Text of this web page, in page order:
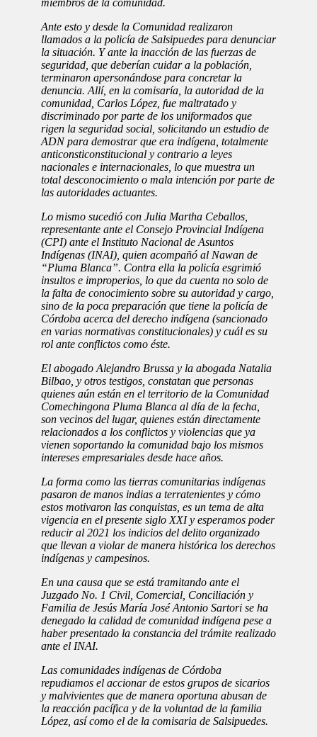
miembros de la comunidad.
Ante esto y desde la Comunidad realizaron
llamados a la policía de Salsipuedes para denunciar
la situación. Y ante la inacción de las fuerzas de
seguridad, que deberían cuidar a la población,
terminaron apersonándose para concretar la
denuncia. Allí, en la comisaría, la autoridad de la
comunidad, Carlos López, fue maltratado y
discriminado por parte de los uniformados que
rigen la seguridad social, solicitando un estudio de
ADN para demostrar que era indígena, totalmente
anticonsticonstitucional y contrario a leyes
nacionales e internacionales, lo que muestra un
total desconocimiento o mala intención por parte de
las autoridades actuantes.
Lo mismo sucedió con Julia Martha Ceballos,
representante ante el Consejo Provincial Indígena
(CPI) ante el Instituto Nacional de Asuntos
Indígenas (INAI), quien acompañó al Nawan de
“Pluma Blanca”. Contra ella la policía esgrimió
insultos e improperios, lo que da cuenta no solo de
la falta de conocimiento sobre su autoridad y cargo,
sino de la poca preparación que tiene la policía de
Córdoba acerca del derecho indígena (sancionado
en varias normativas constitucionales) y cuál es su
rol ante conflictos como éste.
El abogado Alejandro Brussa y la abogada Natalia
Bilbao, y otros testigos, constatan que personas
quienes aún están en el territorio de la Comunidad
Comechingona Pluma Blanca al día de la fecha,
son vecinos del lugar, quienes están directamente
relacionados a los conflictos y violencias que ya
vienen soportando la comunidad bajo los mismos
intereses empresariales desde hace años.
La forma como las tierras comunitarias indígenas
pasaron de manos indias a terratenientes y cómo
estos motivaron las conquistas, es un tema de alta
vigencia en el presente siglo XXI y esperamos poder
reducir al 2021 los indicios del delito organizado
que llevan a violar de manera histórica los derechos
indígenas y campesinos.
En una causa que se está tramitando ante el
Juzgado No. 1 Civil, Comercial, Conciliación y
Familia de Jesús María José Antonio Sartori se ha
denegado la calidad de comunidad indígena pese a
haber presentado la constancia del trámite realizado
ante el INAI.
Las comunidades indígenas de Córdoba
repudiamos el accionar de estos grupos de sicarios
y malvivientes que de manera oportuna abusan de
la reacción pacífica y de la voluntad de la familia
López, así como el de la comisaria de Salsipuedes.